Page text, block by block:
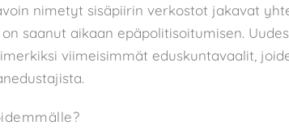
nimetyt sisäpiirin verkostot jakavat
saanut aikaan epäpolitisoitumisen.
viimeisimmät eduskuntavaalit,